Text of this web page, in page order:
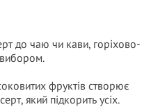
до чаю чи кави, горіхово-
фруктів створює
який підкорить усіх.